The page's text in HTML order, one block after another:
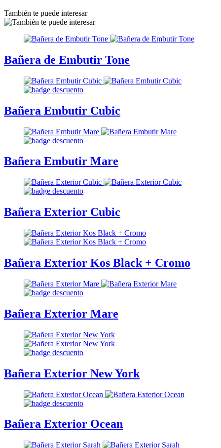
También te puede interesar
Bañera de Embutir Tone
Bañera Embutir Cubic
Bañera Embutir Mare
Bañera Exterior Cubic
Bañera Exterior Kos Black + Cromo
Bañera Exterior Mare
Bañera Exterior New York
Bañera Exterior Ocean